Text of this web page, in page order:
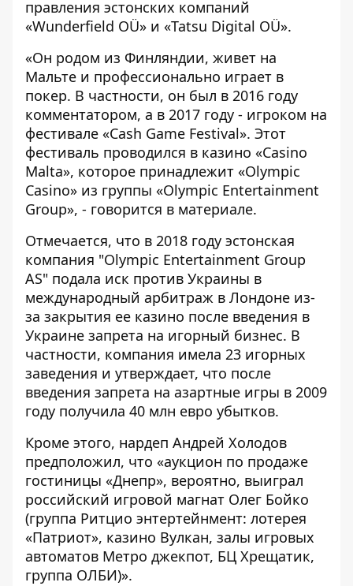
правления эстонских компаний
«Wunderfield OÜ» и «Tatsu Digital OÜ».
«Он родом из Финляндии, живет на
Мальте и профессионально играет в
покер. В частности, он был в 2016 году
комментатором, а в 2017 году - игроком на
фестивале «Cash Game Festival». Этот
фестиваль проводился в казино «Casino
Malta», которое принадлежит «Olympic
Casino» из группы «Olympic Entertainment
Group», - говорится в материале.
Отмечается, что в 2018 году эстонская
компания "Olympic Entertainment Group
AS" подала иск против Украины в
международный арбитраж в Лондоне из-
за закрытия ее казино после введения в
Украине запрета на игорный бизнес. В
частности, компания имела 23 игорных
заведения и утверждает, что после
введения запрета на азартные игры в 2009
году получила 40 млн евро убытков.
Кроме этого, нардеп Андрей Холодов
предположил, что «аукцион по продаже
гостиницы «Днепр», вероятно, выиграл
российский игровой магнат Олег Бойко
(группа Ритцио энтертейнмент: лотерея
«Патриот», казино Вулкан, залы игровых
автоматов Метро джекпот, БЦ Хрещатик,
группа ОЛБИ)».